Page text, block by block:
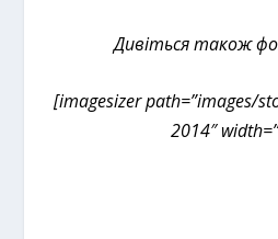
Дивіться також
[imagesizer path=”images/
2014″